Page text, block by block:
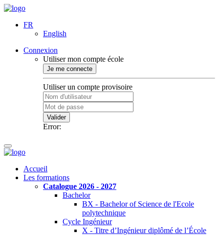
FR
English
Connexion
Utiliser mon compte école
Je me connecte
Utiliser un compte provisoire
Valider
Error:
Accueil
Les formations
Catalogue 2026 - 2027
Bachelor
BX - Bachelor of Science de l'Ecole
polytechnique
Cycle Ingénieur
X - Titre d’Ingénieur diplômé de l’École